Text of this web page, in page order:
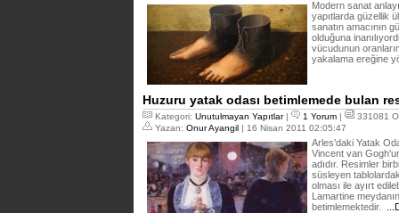
Modern sanat
yapıtlarda güzellik
sanatın amacının
olduğuna
vücudunun
yakalama ereğine
Huzuru yatak odası betimlemede bulan
Kategori: Unutulmayan Yapıtlar| 1 Yorum |
331081
Yazan: Onur Ayangil | 16 Nisan 2011 02:05:47
Arles'daki Yatak
Vincent van
adıdır. Resimler
süsleyen
olması ile ayırt
Lamartine
betimlemektedir.